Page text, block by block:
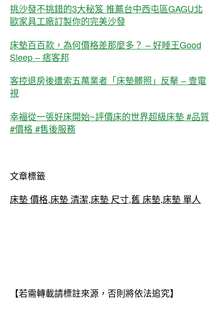
挑沙發不挑錯的3大秘笈 推薦台中西屯區GAGU北
歐家具工廠訂製你的完美沙發
床墊百百款，為何價格差那麼多？ – 好睡王Good
Sleep – 痞客邦
客控退房後遭索五萬業者「床墊髒照」反擊 – 壹電
視
幸福從一張好床開始~評價床的世界超級床墊 #品質
#價格 #售後服務
文章標籤
床墊 價格,床墊 清潔,床墊 尺寸,舊 床墊,床墊 單人
【若需轉載請標註來源，否則將依法追究】